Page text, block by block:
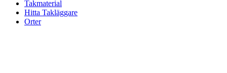
Takmaterial
Hitta Takläggare
Orter